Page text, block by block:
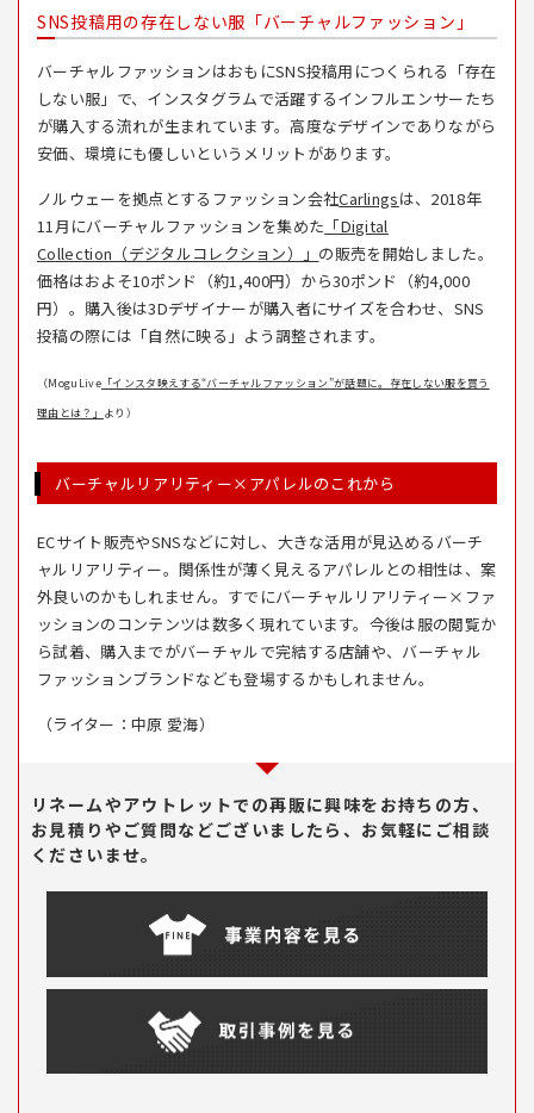
SNS投稿用の存在しない服「バーチャルファッション」
バーチャルファッションはおもにSNS投稿用につくられる「存在
しない服」で、インスタグラムで活躍するインフルエンサーたち
が購入する流れが生まれています。高度なデザインでありながら
安価、環境にも優しいというメリットがあります。
ノルウェーを拠点とするファッション会社Carlingsは、2018年
11月にバーチャルファッションを集めた 「Digital
Collection（デジタルコレクション）」 の販売を開始しました。
価格はおよそ10ポンド（約1,400円）から30ポンド（約4,000
円）。購入後は3Dデザイナーが購入者にサイズを合わせ、SNS
投稿の際には「自然に映る」よう調整されます。
（MoguLive「インスタ映えする“バーチャルファッション”が話題に。存在しない服を買う
理由とは？」 より）
バーチャルリアリティー×アパレルのこれから
ECサイト販売やSNSなどに対し、大きな活用が見込めるバーチ
ャルリアリティー。関係性が薄く見えるアパレルとの相性は、案
外良いのかもしれません。すでにバーチャルリアリティー×ファ
ッションのコンテンツは数多く現れています。今後は服の閲覧か
ら試着、購入までがバーチャルで完結する店舗や、バーチャル
ファッションブランドなども登場するかもしれません。
（ライター：中原 愛海）
リネームやアウトレットでの再販に興味をお持ちの方、
お見積りやご質問などございましたら、お気軽にご相談
くださいませ。